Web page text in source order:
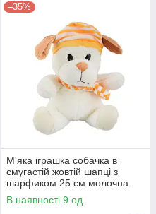
–35%
М'яка іграшка собачка в
смугастій жовтій шапці з
шарфиком 25 см молочна
(41209.002)
В наявності 9 од.